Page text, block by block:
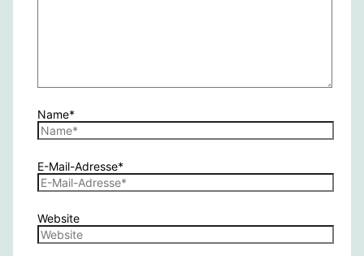
Name*
E-Mail-Adresse*
Website